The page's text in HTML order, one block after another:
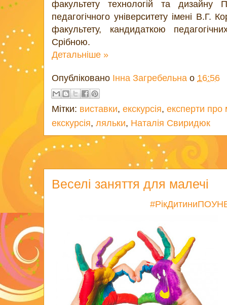
факультету технологій та дизайну
педагогічного університету імені В.Г.
факультету, кандидаткою
Срібною.
Детальніше »
Опубліковано Інна Загребельна о 16:56
Мітки: виставки, екскурсія, експерти про
екскурсія, ляльки, Наталія Свиридюк
Веселі заняття для малечі